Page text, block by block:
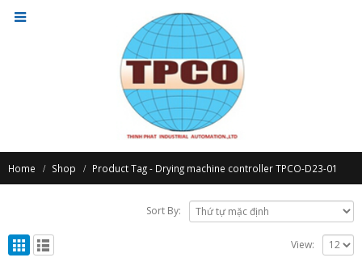
Home Shop Product Tag - Drying machine controller TPCO-D23-01
Sort By:
View: